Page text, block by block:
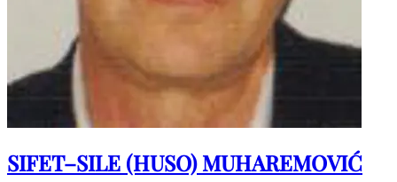
SIFET–SILE (HUSO) MUHAREMOVIĆ